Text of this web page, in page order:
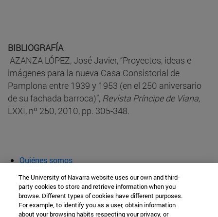
BIBLIOGRAFÍA
AZANZA LÓPEZ, José Javier, “Proyectos, ideas e
imágenes para la nueva Casa Consistorial de
Pamplona entre 1939 y 1953 (en el 250 aniversario
de su fachada barroca)”, Revista Príncipe de Viana,
LXXI, nº 250, 2010, pp. 305-348.
Quiénes somos
Aula abierta
Cátedra de Patrimonio y Arte Navarro
The University of Navarra website uses our own and third-
party cookies to store and retrieve information when you
browse. Different types of cookies have different purposes.
For example, to identify you as a user, obtain information
about your browsing habits respecting your privacy, or